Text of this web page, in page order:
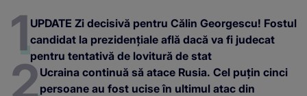
UPDATE Zi decisivă pentru Călin Georgescu! Fostul
candidat la prezidențiale află dacă va fi judecat
pentru tentativă de lovitură de stat
Ucraina continuă să atace Rusia. Cel puțin cinci
persoane au fost ucise în ultimul atac din